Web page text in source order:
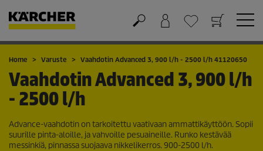
Ostoskori
Suosikit
Home Varuste Vaahdotin Advanced 3, 900 l/h - 2500 l/h 41120650
Vaahdotin Advanced 3, 900 l/h
- 2500 l/h
Advance-vaahdotin on tarkoitettu vaativaan ammattikäyttöön. Sopii
suurille pinta-aloille, ja vahvoille pesuaineille. Runko kestävää
messinkiä, pinnassa suojaava nikkelikerros. 900-2500 l/h.